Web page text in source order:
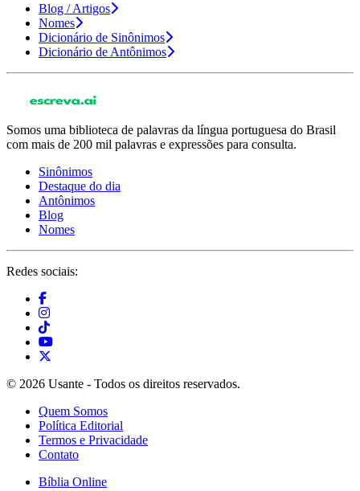
Blog / Artigos
Nomes
Dicionário de Sinônimos
Dicionário de Antônimos
Somos uma biblioteca de palavras da língua portuguesa do Brasil
com mais de 200 mil palavras e expressões para consulta.
Sinônimos
Destaque do dia
Antônimos
Blog
Nomes
Redes sociais:
© 2026 Usante - Todos os direitos reservados.
Quem Somos
Política Editorial
Termos e Privacidade
Contato
Bíblia Online